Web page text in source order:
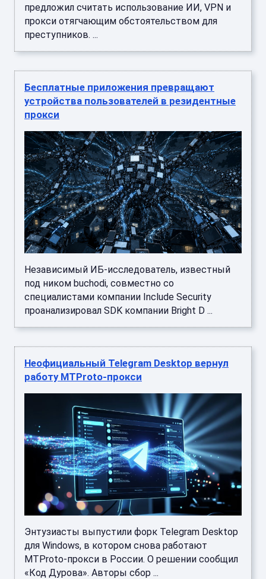
предложил считать использование ИИ, VPN и
прокси отягчающим обстоятельством для
преступников. ...
Бесплатные приложения превращают
устройства пользователей в резидентные
прокси
Независимый ИБ-исследователь, известный
под ником buchodi, совместно со
специалистами компании Include Security
проанализировал SDK компании Bright D ...
Неофициальный Telegram Desktop вернул
работу MTProto-прокси
Энтузиасты выпустили форк Telegram Desktop
для Windows, в котором снова работают
MTProto-прокси в России. О решении сообщил
«Код Дурова». Авторы сбор ...